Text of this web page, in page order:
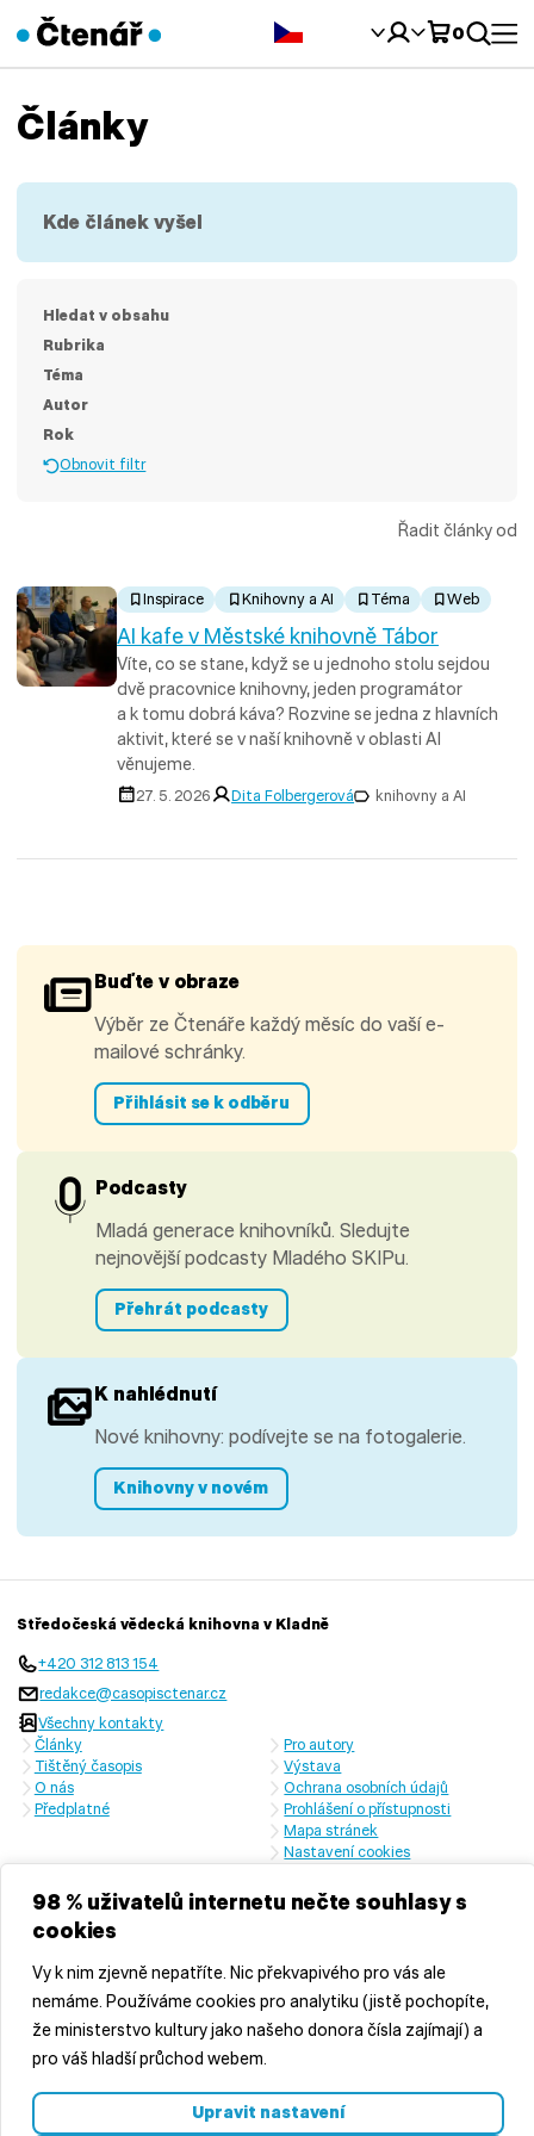
98 % uživatelů internetu nečte souhlasy s
cookies
Vy k nim zjevně nepatříte. Nic překvapivého pro vás ale
nemáme. Používáme cookies pro analytiku (jistě pochopíte,
že ministerstvo kultury jako našeho donora čísla zajímají) a
pro váš hladší průchod webem.
Upravit nastavení
0
Články
Kde článek vyšel
Hledat v obsahu
Rubrika
Téma
Autor
Rok
Obnovit filtr
Řadit články od
Inspirace Knihovny a AI Téma Web
AI kafe v Městské knihovně Tábor
Víte, co se stane, když se u jednoho stolu sejdou
dvě pracovnice knihovny, jeden programátor
a k tomu dobrá káva? Rozvine se jedna z hlavních
aktivit, které se v naší knihovně v oblasti AI
věnujeme.
27. 5. 2026 Dita Folbergerová knihovny a AI
Buďte v obraze
Výběr ze Čtenáře každý měsíc do vaší e-
mailové schránky.
Přihlásit se k odběru
Podcasty
Mladá generace knihovníků. Sledujte
nejnovější podcasty Mladého SKIPu.
Přehrát podcasty
K nahlédnutí
Nové knihovny: podívejte se na fotogalerie.
Knihovny v novém
Středočeská vědecká knihovna v Kladně
+420 312 813 154
redakce@casopisctenar.cz
Všechny kontakty
Články
Tištěný časopis
O nás
Předplatné
Pro autory
Výstava
Ochrana osobních údajů
Prohlášení o přístupnosti
Mapa stránek
Nastavení cookies
České republiky a Středočeského kraje
© 2026 Středočeská vědecká knihovna v Kladně, příspěvková
organizace